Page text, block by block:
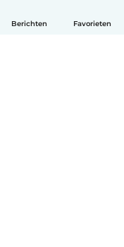
Berichten Favorieten